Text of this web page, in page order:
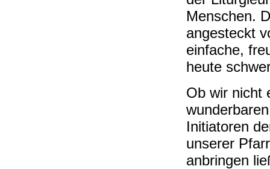
Menschen.
angesteckt
einfache,
heute
Ob wir nicht
Initiatoren
unserer
anbringen